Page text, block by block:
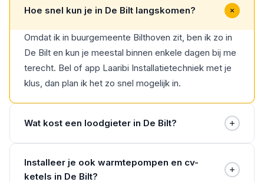
Hoe snel kun je in De Bilt langskomen?
Omdat ik in buurgemeente Bilthoven zit, ben ik zo in
De Bilt en kun je meestal binnen enkele dagen bij me
terecht. Bel of app Laaribi Installatietechniek met je
klus, dan plan ik het zo snel mogelijk in.
Wat kost een loodgieter in De Bilt?
iets anders dan nieuwe leidingen of een cv-ketel
Installeer je ook warmtepompen en cv-
ketels in De Bilt?